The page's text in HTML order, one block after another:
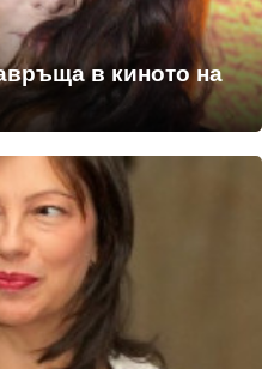
в киното на